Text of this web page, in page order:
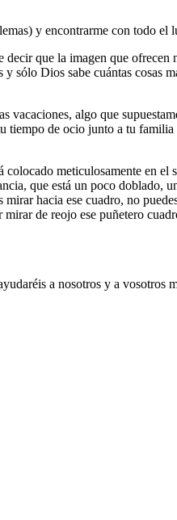
y encontrarme con todo el
que la imagen que ofrecen
sólo Dios sabe cuántas cosas
algo que
de ocio junto a tu
meticulosamente en
que está un poco doblado,
hacia ese cuadro, no
de reojo ese puñetero
a nosotros y a vosotros